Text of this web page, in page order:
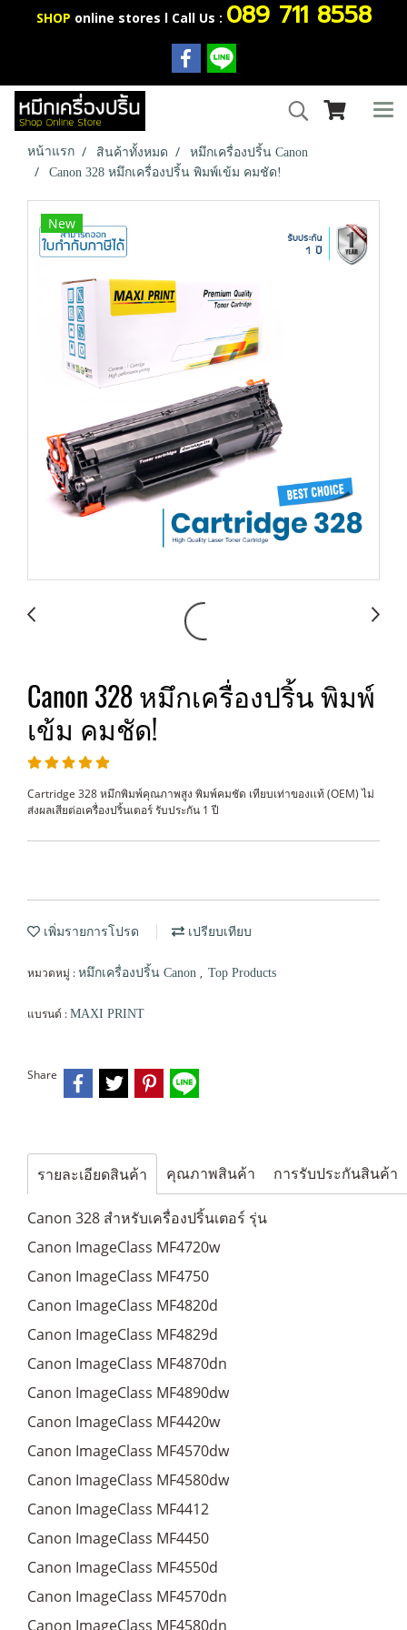
SHOP online stores l Call Us : 089 711 8558
หน้าแรก สินค้าทั้งหมด
หมึกเครื่องปริ้น Canon
Canon 328 หมึกเครื่องปริ้น พิมพ์เข้ม คมชัด!
New
Canon 328 หมึกเครื่องปริ้น พิมพ์
เข้ม คมชัด!
Cartridge 328 หมึกพิมพ์คุณภาพสูง พิมพ์คมชัด เทียบเท่าของเเท้ (OEM) ไม่
ส่งผลเสียต่อเครื่องปริ้นเตอร์ รับประกัน 1 ปี
เพิ่มรายการโปรด เปรียบเทียบ
หมวดหมู่ : หมึกเครื่องปริ้น Canon , Top Products
แบรนด์ : MAXI PRINT
Share
รายละเอียดสินค้า คุณภาพสินค้า การรับประกันสินค้า
Canon 328 สำหรับเครื่องปริ้นเตอร์ รุ่น
Canon ImageClass MF4720w
Canon ImageClass MF4750
Canon ImageClass MF4820d
Canon ImageClass MF4829d
Canon ImageClass MF4870dn
Canon ImageClass MF4890dw
Canon ImageClass MF4420w
Canon ImageClass MF4570dw
Canon ImageClass MF4580dw
Canon ImageClass MF4412
Canon ImageClass MF4450
Canon ImageClass MF4550d
Canon ImageClass MF4570dn
Canon ImageClass MF4580dn